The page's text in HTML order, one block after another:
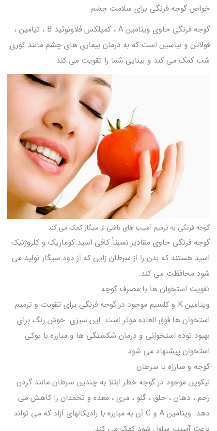
خواص گوجه فرنگی برای سلامت چشم
گوجه فرنگی حاوی ویتامین A ، کمپلکس فلاونوئید B ، تیامین ،
فولاتن و نیاسین است که به درمان بیماری های چشم مانند کوری
شب کمک می کند و بینایی شما را تقویت می کند.
گوجه فرنگی به ترمیم آسیب های ناشی از سیگار کمک می کند
گوجه فرنگی حاوی مقادیر نسبتاً کافی اسید کوماریک و کلروژنیک
اسید هستند که بدن را از سرطان زایی که از دود سیگار تولید می
شود محافظت می کند.
تقویت استخوان ها با مصرف گوجه
ویتامین K و کلسیم موجود در گوجه فرنگی برای تقویت و ترمیم
استخوان ها فوق العاده موثر است. این سبزی خوش رنگ برای
بهبود توده استخوانی و درمان شکستگی ها و مبارزه با پوکی
استخوان پیشنهاد می شود.
گوجه و مبارزه با سرطان
لیکوپن موجود در گوجه خطر ابتلا به چندین سرطان مانند گردن
رحم ، دهان ، حلق ، گلو ، مری ، معده و تخمدان را کاهش می
دهد. ویتامین A و C آن به مبارزه با رادیکالهای آزاد که می تواند